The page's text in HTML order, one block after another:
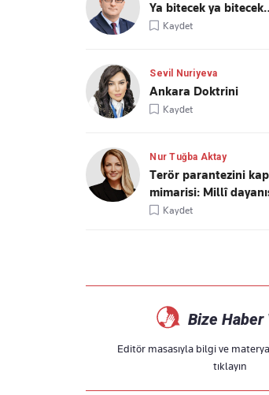
Ya bitecek ya
Kaydet
Sevil Nuriyeva
Ankara Doktrini
Kaydet
Nur Tuğba Aktay
Terör parantezini
mimarisi: Millî
Kaydet
Bize Haber
Editör masasıyla bilgi ve
tıklayın